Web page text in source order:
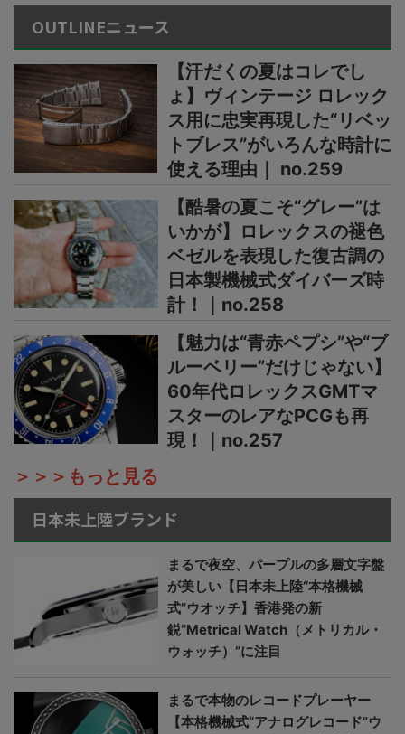
OUTLINEニュース
【汗だくの夏はコレでし
ょ】ヴィンテージ ロレック
ス用に忠実再現した“リベッ
トブレス”がいろんな時計に
使える理由｜ no.259
【酷暑の夏こそ“グレー”は
いかが】ロレックスの褪色
ベゼルを表現した復古調の
日本製機械式ダイバーズ時
計！｜no.258
【魅力は“青赤ペプシ”や“ブ
ルーベリー”だけじゃない】
60年代ロレックスGMTマ
スターのレアなPCGも再
現！｜no.257
＞＞＞もっと見る
日本未上陸ブランド
まるで夜空、パープルの多層文字盤
が美しい【日本未上陸“本格機械
式”ウオッチ】香港発の新
鋭“Metrical Watch（メトリカル・
ウォッチ）”に注目
まるで本物のレコードプレーヤー
【本格機械式“アナログレコード”ウ